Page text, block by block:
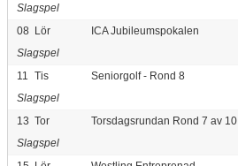
Slagspel
08 Lör
ICA Jubileumspokalen
Slagspel
11
Tis
Seniorgolf - Rond 8
Slagspel
13 Tor
Torsdagsrundan Rond 7 av 10
Slagspel